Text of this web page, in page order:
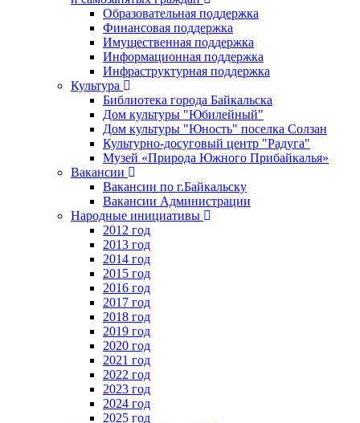
Образовательная поддержка
Финансовая поддержка
Имущественная поддержка
Информационная поддержка
Инфраструктурная поддержка
Культура
Библиотека города Байкальска
Дом культуры "Юбилейный"
Дом культуры "Юность" поселка Солзан
Культурно-досуговый центр "Радуга"
Музей «Природа Южного Прибайкалья»
Вакансии
Вакансии по г.Байкальску
Вакансии Администрации
Народные инициативы
2012 год
2013 год
2014 год
2015 год
2016 год
2017 год
2018 год
2019 год
2020 год
2021 год
2022 год
2023 год
2024 год
2025 год